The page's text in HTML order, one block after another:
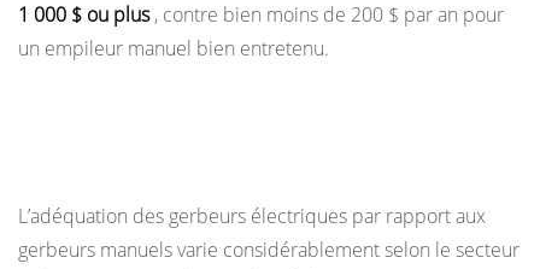
1 000 $ ou plus, contre bien moins de 200 $ par an pour
un empileur manuel bien entretenu.
L’adéquation des gerbeurs électriques par rapport aux
gerbeurs manuels varie considérablement selon le secteur